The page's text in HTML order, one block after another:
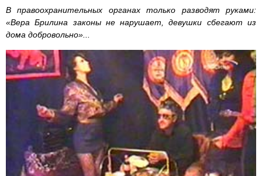
В правоохранительных органах только разводят руками:
«Вера Брилина законы не нарушает, девушки сбегают из
дома добровольно»...